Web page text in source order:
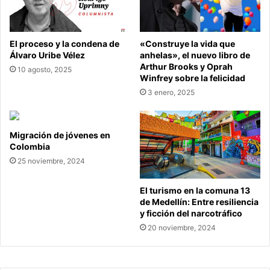
El proceso y la condena de
Álvaro Uribe Vélez
10 agosto, 2025
«Construye la vida que
anhelas», el nuevo libro de
Arthur Brooks y Oprah
Winfrey sobre la felicidad
3 enero, 2025
Migración de jóvenes en
Colombia
25 noviembre, 2024
El turismo en la comuna 13
de Medellín: Entre resiliencia
y ficción del narcotráfico
20 noviembre, 2024